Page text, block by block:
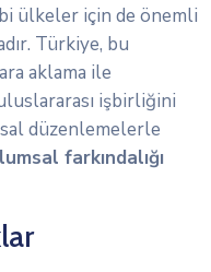
ülkeler için de önemli
Türkiye, bu
aklama ile
işbirliğini
düzenlemelerle
farkındalığı